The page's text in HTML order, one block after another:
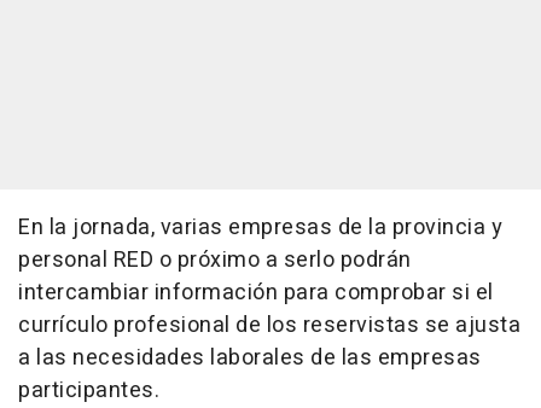
En la jornada, varias empresas de la provincia y
personal RED o próximo a serlo podrán
intercambiar información para comprobar si el
currículo profesional de los reservistas se ajusta
a las necesidades laborales de las empresas
participantes.